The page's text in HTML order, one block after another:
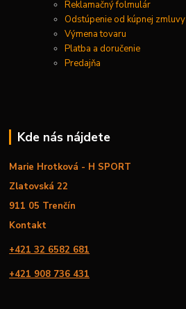
Reklamačný folmulár
Odstúpenie od kúpnej zmluvy
Výmena tovaru
Platba a doručenie
Predajňa
Kde nás nájdete
Marie Hrotková - H SPORT
Zlatovská 22
911 05 Trenčín
Kontakt
+421 32 6582 681
+421 908 736 431